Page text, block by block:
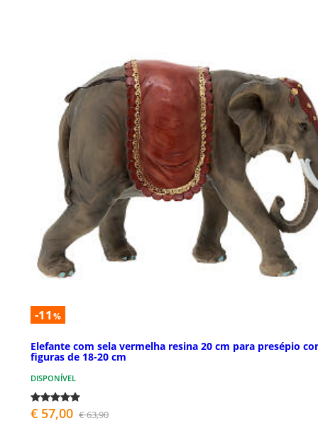
-11 %
Elefante com sela vermelha resina 20 cm para presépio
figuras de 18-20 cm
DISPONÍVEL
€ 57,00 € 63,90